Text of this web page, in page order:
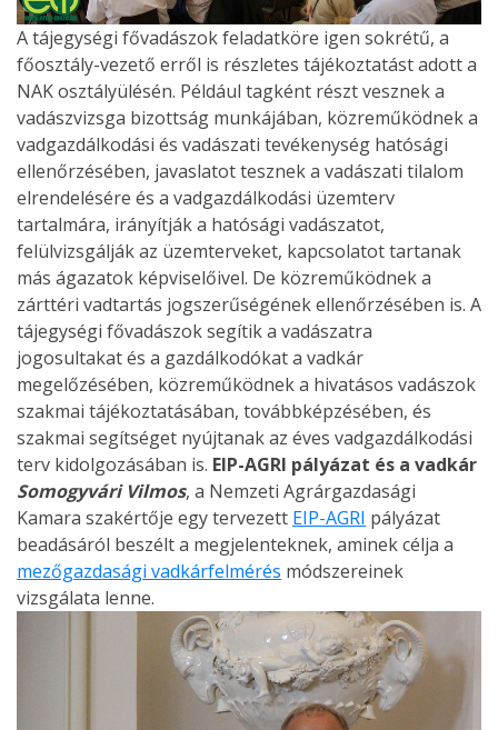
A tájegységi fővadászok feladatköre igen sokrétű, a
főosztály-vezető erről is részletes tájékoztatást adott a
NAK osztályülésén. Például tagként részt vesznek a
vadászvizsga bizottság munkájában, közreműködnek a
vadgazdálkodási és vadászati tevékenység hatósági
ellenőrzésében, javaslatot tesznek a vadászati tilalom
elrendelésére és a vadgazdálkodási üzemterv
tartalmára, irányítják a hatósági vadászatot,
felülvizsgálják az üzemterveket, kapcsolatot tartanak
más ágazatok képviselőivel. De közreműködnek a
zárttéri vadtartás jogszerűségének ellenőrzésében is. A
tájegységi fővadászok segítik a vadászatra
jogosultakat és a gazdálkodókat a vadkár
megelőzésében, közreműködnek a hivatásos vadászok
szakmai tájékoztatásában, továbbképzésében, és
szakmai segítséget nyújtanak az éves vadgazdálkodási
terv kidolgozásában is. EIP-AGRI pályázat és a vadkár
Somogyvári Vilmos, a Nemzeti Agrárgazdasági
Kamara szakértője egy tervezett EIP-AGRI pályázat
beadásáról beszélt a megjelenteknek, aminek célja a
mezőgazdasági vadkárfelmérés módszereinek
vizsgálata lenne.